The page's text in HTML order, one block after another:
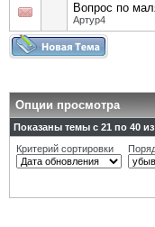
Вопрос по
Артур4
Опции просмотра
Показаны темы с 21 по 40 из
Критерий сортировки